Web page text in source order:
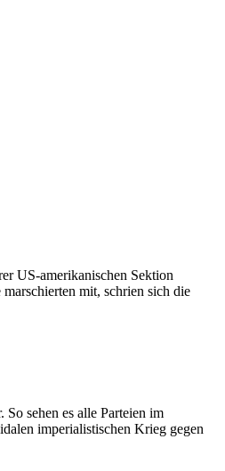
US-amerikanischen Sektion
mit, schrien sich die
sehen es alle Parteien im
imperialistischen Krieg gegen